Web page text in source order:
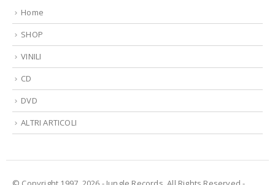
Home
SHOP
VINILI
CD
DVD
ALTRI ARTICOLI